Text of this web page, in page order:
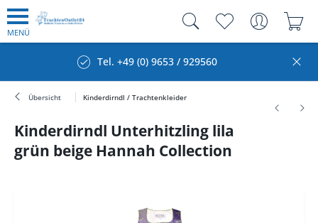
MENÜ
Tel. +49 (0) 9653 / 929560
Übersicht Kinderdirndl / Trachtenkleider
Kinderdirndl Unterhitzling lila
grün beige Hannah Collection